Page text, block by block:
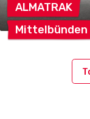
ALMATRAK
Mittelbünden